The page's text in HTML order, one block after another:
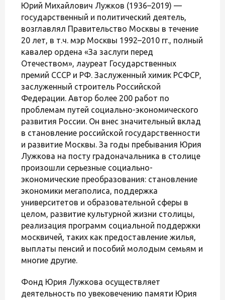
Юрий Михайлович Лужков (1936–2019) —
государственный и политический деятель,
возглавлял Правительство Москвы в течение
20 лет, в т.ч. мэр Москвы 1992–2010 гг., полный
кавалер ордена «За заслуги перед
Отечеством», лауреат Государственных
премий СССР и РФ. Заслуженный химик РСФСР,
заслуженный строитель Российской
Федерации. Автор более 200 работ по
проблемам путей социально-экономического
развития России. Он внес значительный вклад
в становление российской государственности
и развитие Москвы. За годы пребывания Юрия
Лужкова на посту градоначальника в столице
произошли серьезные социально-
экономические преобразования: становление
экономики мегаполиса, поддержка
университетов и образовательной сферы в
целом, развитие культурной жизни столицы,
реализация программ социальной поддержки
москвичей, таких как предоставление жилья,
выплаты пенсий и пособий молодым семьям и
многие другие.
Фонд Юрия Лужкова осуществляет
деятельность по увековечению памяти Юрия